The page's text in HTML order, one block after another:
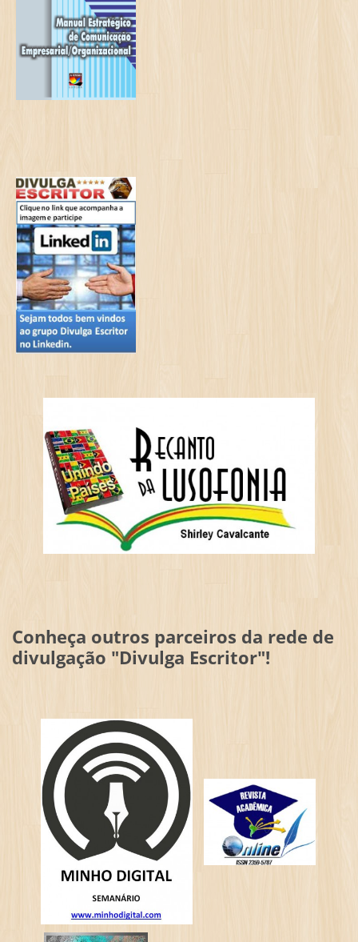
Conheça outros parceiros da rede de
divulgação "Divulga Escritor"!